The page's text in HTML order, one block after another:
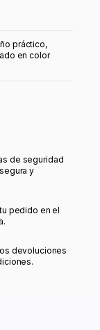
práctico,
en color
de seguridad
y
pedido en el
devoluciones